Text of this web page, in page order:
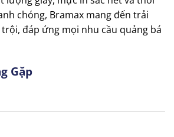
chóng, Bramax mang đến trải
đáp ứng mọi nhu cầu quảng bá
Gặp